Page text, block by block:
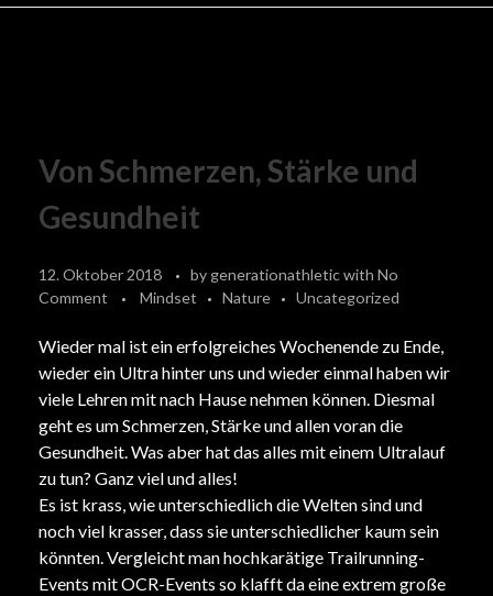
Von Schmerzen, Stärke und
Gesundheit
12. Oktober 2018 by generationathleticwith No
Comment
Mindset Nature Uncategorized
Wieder mal ist ein erfolgreiches Wochenende zu Ende,
wieder ein Ultra hinter uns und wieder einmal haben wir
viele Lehren mit nach Hause nehmen können. Diesmal
geht es um Schmerzen, Stärke und allen voran die
Gesundheit. Was aber hat das alles mit einem Ultralauf
zu tun? Ganz viel und alles!
Es ist krass, wie unterschiedlich die Welten sind und
noch viel krasser, dass sie unterschiedlicher kaum sein
könnten. Vergleicht man hochkarätige Trailrunning-
Events mit OCR-Events so klafft da eine extrem große